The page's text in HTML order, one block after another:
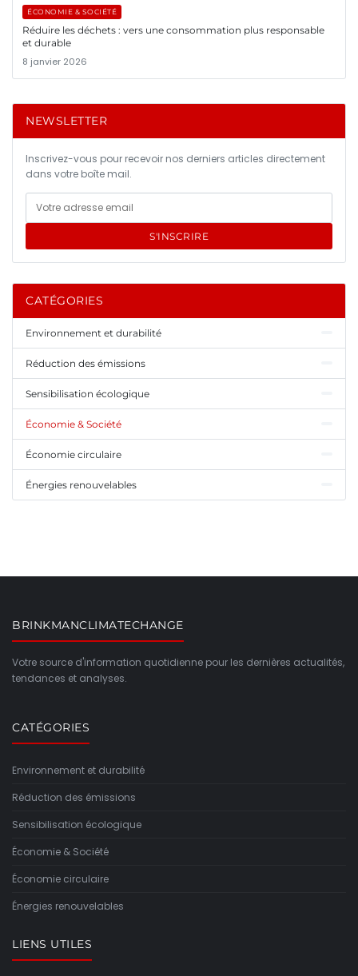
ÉCONOMIE & SOCIÉTÉ
Réduire les déchets : vers une consommation plus responsable
et durable
8 janvier 2026
NEWSLETTER
Inscrivez-vous pour recevoir nos derniers articles directement
dans votre boîte mail.
S'INSCRIRE
CATÉGORIES
Environnement et durabilité
Réduction des émissions
Sensibilisation écologique
Économie & Société
Économie circulaire
Énergies renouvelables
BRINKMANCLIMATECHANGE
Votre source d'information quotidienne pour les dernières actualités,
tendances et analyses.
CATÉGORIES
Environnement et durabilité
Réduction des émissions
Sensibilisation écologique
Économie & Société
Économie circulaire
Énergies renouvelables
LIENS UTILES